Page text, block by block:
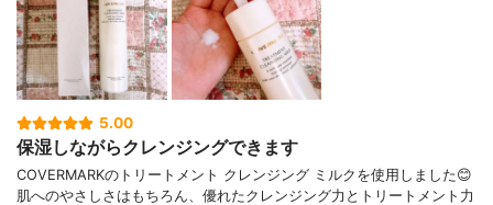
5.00
保湿しながらクレンジングできます
COVERMARKのトリートメント クレンジング ミルクを使用しました😊
肌へのやさしさはもちろん、優れたクレンジング力とトリートメント力